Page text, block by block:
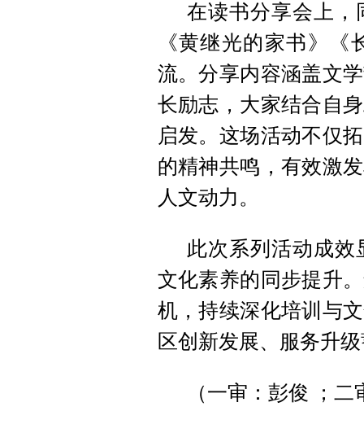
在读书分享会上，
《黄继光的家书》
流。分享内容涵盖文
长励志，大家结合自
启发。这场活动不仅
的精神共鸣，有效激
人文动力。
此次系列活动成
文化素养的同步提升
机，持续深化培训与
区创新发展、服务升
（一审：彭俊 ；